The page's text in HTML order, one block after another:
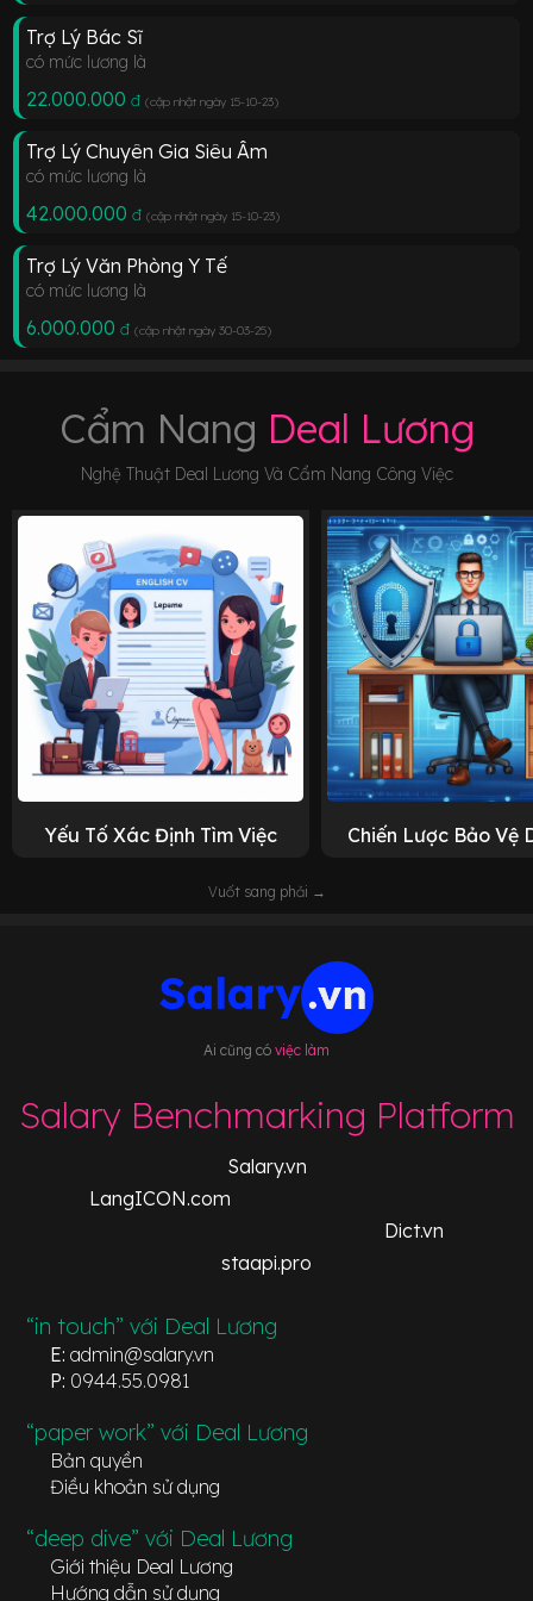
Trợ Lý Bác Sĩ
có mức lương là
22.000.000 đ (cập nhật ngày 15-10-23)
Trợ Lý Chuyên Gia Siêu Âm
có mức lương là
42.000.000 đ (cập nhật ngày 15-10-23)
Trợ Lý Văn Phòng Y Tế
có mức lương là
6.000.000 đ (cập nhật ngày 30-03-25)
Cẩm Nang Deal Lương
Nghệ Thuật Deal Lương Và Cẩm Nang Công Việc
Yếu Tố Xác Định Tìm Việc Chiến Lược Bảo Vệ
Vuốt sang phải →
Ai cũng có việc làm
Salary Benchmarking Platform
Salary.vn
LangICON.com
Dict.vn
staapi.pro
“in touch” với Deal Lương
E: admin@salary.vn
P: 0944.55.0981
“paper work” với Deal Lương
Bản quyền
Điều khoản sử dụng
“deep dive” với Deal Lương
Giới thiệu Deal Lương
Hướng dẫn sử dụng